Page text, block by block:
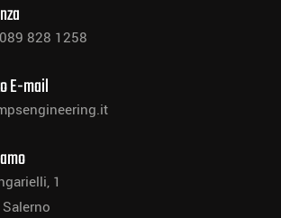
828 1258
E-mail
1